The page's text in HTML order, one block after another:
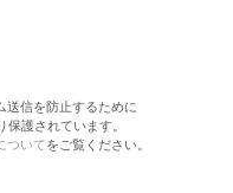
送信を防止するために
保護されています。
ついてをご覧ください。